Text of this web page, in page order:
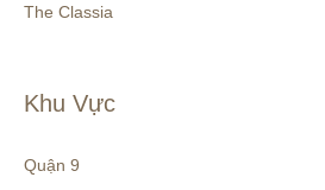
The Classia
Khu Vực
Quận 9